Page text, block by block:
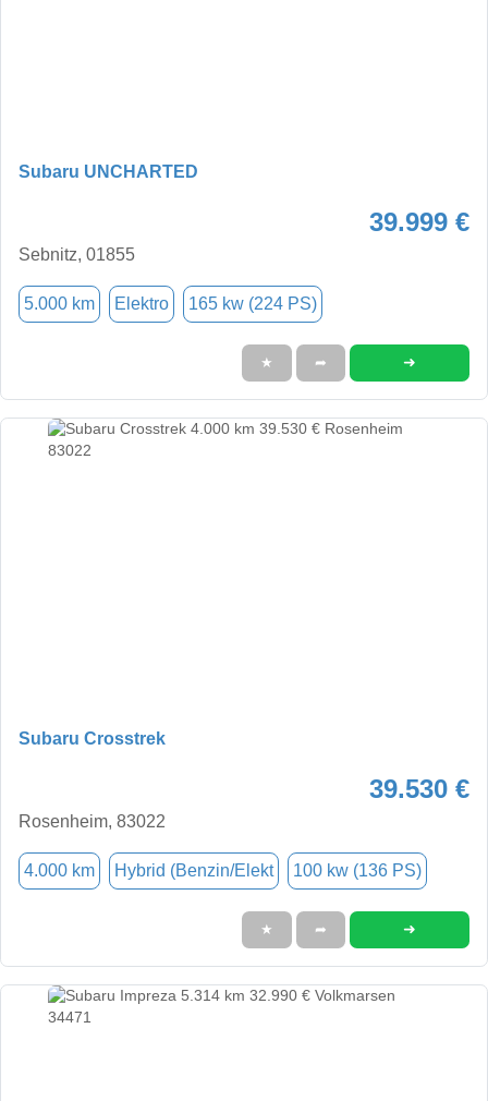
Subaru UNCHARTED
39.999 €
Sebnitz, 01855
5.000 km Elektro 165 kw (224 PS)
★ ➦ ➜
Subaru Crosstrek
39.530 €
Rosenheim, 83022
4.000 km Hybrid (Benzin/Elekt 100 kw (136 PS)
★ ➦ ➜